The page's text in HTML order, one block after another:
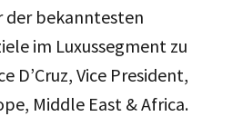
der bekanntesten
im Luxussegment zu
D’Cruz, Vice President,
Middle East & Africa.